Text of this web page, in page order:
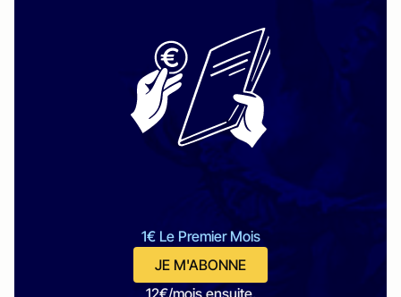
1€ Le Premier Mois
JE M'ABONNE
12€/mois ensuite.